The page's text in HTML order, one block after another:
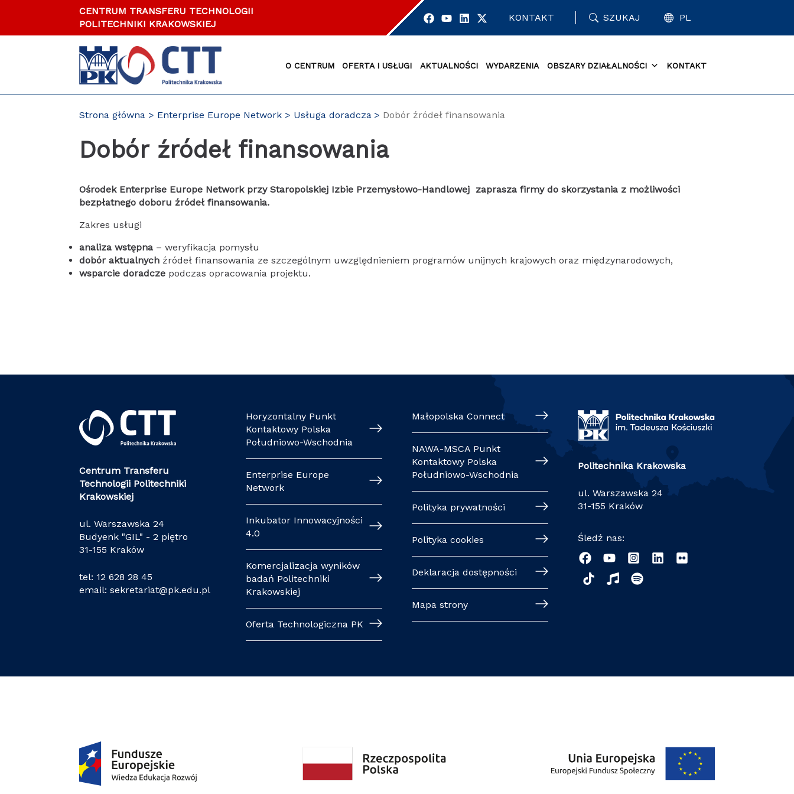
CENTRUM TRANSFERU TECHNOLOGII
POLITECHNIKI KRAKOWSKIEJ
KONTAKT SZUKAJ PL
O CENTRUM OFERTA I USŁUGI AKTUALNOŚCI WYDARZENIA OBSZARY DZIAŁALNOŚCI KONTAKT
Strona główna Enterprise Europe Network Usługa doradcza Dobór źródeł finansowania
Dobór źródeł finansowania
Ośrodek Enterprise Europe Network przy Staropolskiej Izbie Przemysłowo-Handlowej zaprasza firmy do skorzystania z możliwości
bezpłatnego doboru źródeł finansowania.
Zakres usługi
analiza wstępna – weryfikacja pomysłu
dobór aktualnych źródeł finansowania ze szczególnym uwzględnieniem programów unijnych krajowych oraz międzynarodowych,
wsparcie doradcze podczas opracowania projektu.
Centrum Transferu
Technologii Politechniki
Krakowskiej
ul. Warszawska 24
Budyenk "GIL" - 2 piętro
31-155 Kraków
tel: 12 628 28 45
email:sekretariat@pk.edu.pl
Horyzontalny Punkt
Kontaktowy Polska
Południowo-Wschodnia
Enterprise Europe
Network
Inkubator Innowacyjności
4.0
Komercjalizacja wyników
badań Politechniki
Krakowskiej
Oferta Technologiczna PK
Małopolska Connect
NAWA-MSCA Punkt
Kontaktowy Polska
Południowo-Wschodnia
Polityka prywatności
Polityka cookies
Deklaracja dostępności
Mapa strony
Politechnika Krakowska
ul. Warszawska 24
31-155 Kraków
Śledź nas: